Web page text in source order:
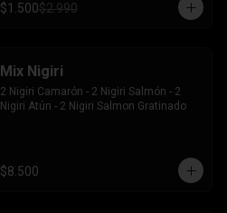
$1.500$2.990
Mix Nigiri
2 Nigiri Camarón - 2 Nigiri Salmón - 2
Nigiri Atún - 2 Nigiri Salmon Gratinado
$8.500